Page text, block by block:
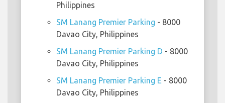
Philippines
SM Lanang Premier Parking - 8000
Davao City, Philippines
SM Lanang Premier Parking D - 8000
Davao City, Philippines
SM Lanang Premier Parking E - 8000
Davao City, Philippines